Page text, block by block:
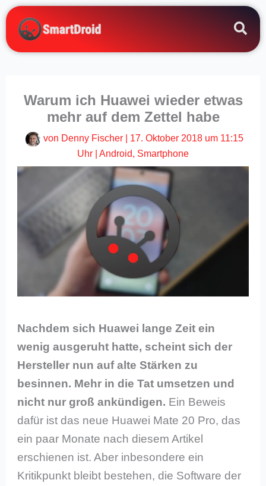
Zum
Inhalt
springen
Warum ich Huawei wieder etwas
mehr auf dem Zettel habe
von Denny Fischer
17. Oktober 2018 um 11:15
Uhr
Android, Smartphone
Nachdem sich Huawei lange Zeit ein
wenig ausgeruht hatte, scheint sich der
Hersteller nun auf alte Stärken zu
besinnen. Mehr in die Tat umsetzen und
nicht nur groß ankündigen. Ein Beweis
dafür ist das neue Huawei Mate 20 Pro, das
ein paar Monate nach diesem Artikel
erschienen ist. Aber inbesondere ein
Kritikpunkt bleibt bestehen, die Software der